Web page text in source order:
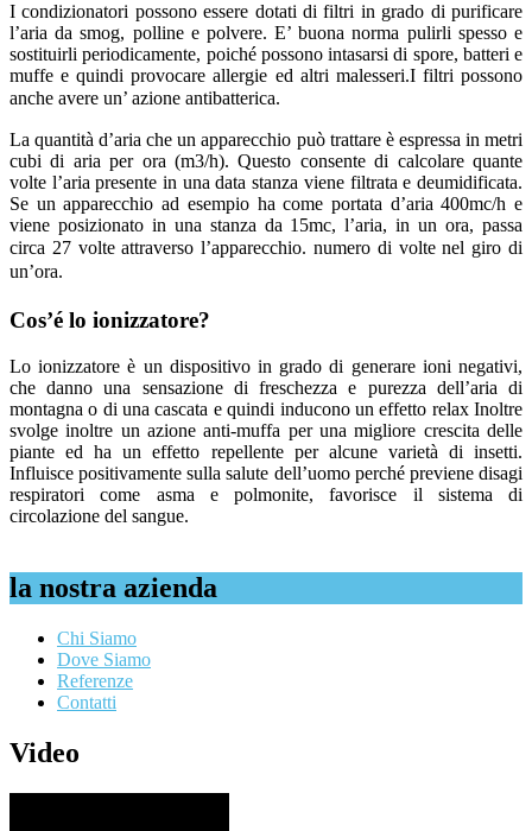
I condizionatori possono essere dotati di filtri in grado di purificare
l’aria da smog, polline e polvere. E’ buona norma pulirli spesso e
sostituirli periodicamente, poiché possono intasarsi di spore, batteri e
muffe e quindi provocare allergie ed altri malesseri.I filtri possono
anche avere un’ azione antibatterica.
La quantità d’aria che un apparecchio può trattare è espressa in metri
cubi di aria per ora (m3/h). Questo consente di calcolare quante
volte l’aria presente in una data stanza viene filtrata e deumidificata.
Se un apparecchio ad esempio ha come portata d’aria 400mc/h e
viene posizionato in una stanza da 15mc, l’aria, in un ora, passa
circa 27 volte attraverso l’apparecchio. numero di volte nel giro di
un’ora.
Cos’é lo ionizzatore?
Lo ionizzatore è un dispositivo in grado di generare ioni negativi,
che danno una sensazione di freschezza e purezza dell’aria di
montagna o di una cascata e quindi inducono un effetto relax Inoltre
svolge inoltre un azione anti-muffa per una migliore crescita delle
piante ed ha un effetto repellente per alcune varietà di insetti.
Influisce positivamente sulla salute dell’uomo perché previene disagi
respiratori come asma e polmonite, favorisce il sistema di
circolazione del sangue.
la nostra azienda
Chi Siamo
Dove Siamo
Referenze
Contatti
Video